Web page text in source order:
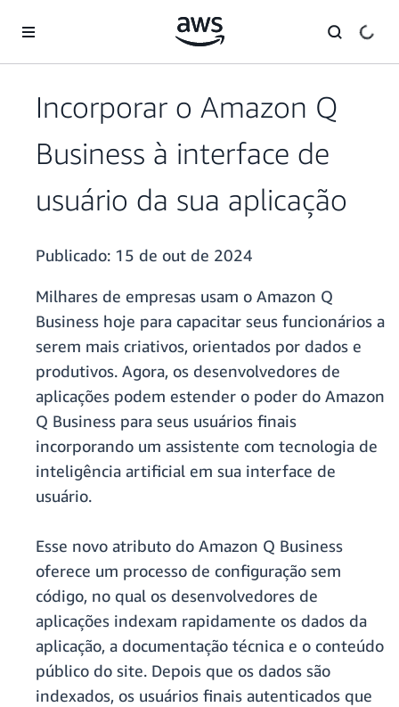
Pular para o conteúdo principal
Incorporar o Amazon Q
Business à interface de
usuário da sua aplicação
Publicado: 15 de out de 2024
Milhares de empresas usam o Amazon Q
Business hoje para capacitar seus funcionários a
serem mais criativos, orientados por dados e
produtivos. Agora, os desenvolvedores de
aplicações podem estender o poder do Amazon
Q Business para seus usuários finais
incorporando um assistente com tecnologia de
inteligência artificial em sua interface de
usuário.
Esse novo atributo do Amazon Q Business
oferece um processo de configuração sem
código, no qual os desenvolvedores de
aplicações indexam rapidamente os dados da
aplicação, a documentação técnica e o conteúdo
público do site. Depois que os dados são
indexados, os usuários finais autenticados que